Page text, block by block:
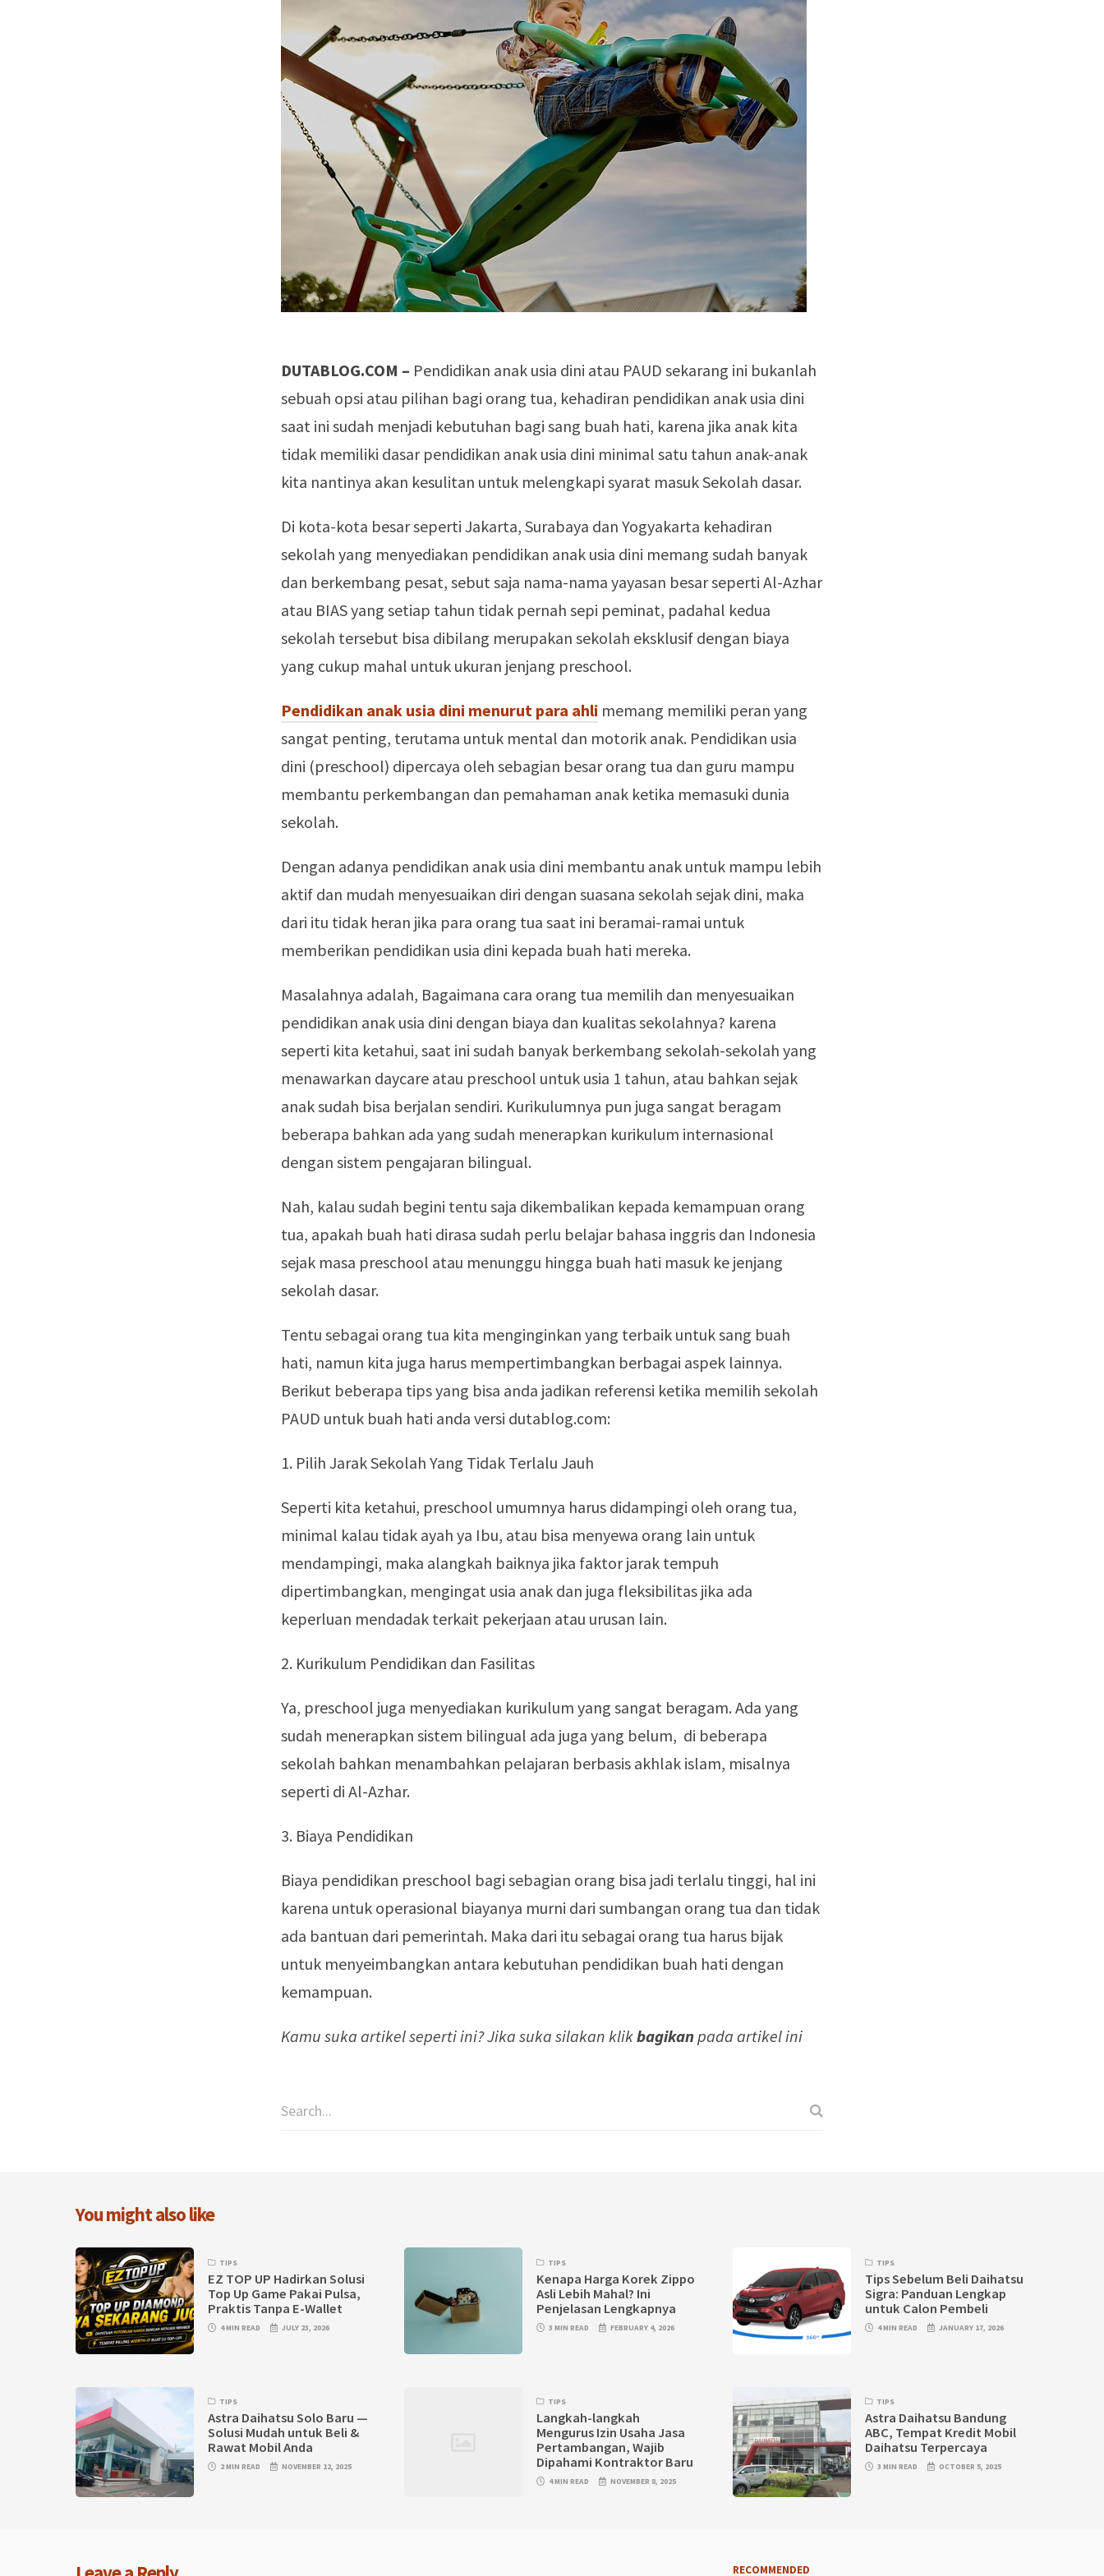
DUTABLOG.COM – Pendidikan anak usia dini atau PAUD sekarang ini bukanlah
sebuah opsi atau pilihan bagi orang tua, kehadiran pendidikan anak usia dini
saat ini sudah menjadi kebutuhan bagi sang buah hati, karena jika anak kita
tidak memiliki dasar pendidikan anak usia dini minimal satu tahun anak-anak
kita nantinya akan kesulitan untuk melengkapi syarat masuk Sekolah dasar.
Di kota-kota besar seperti Jakarta, Surabaya dan Yogyakarta kehadiran
sekolah yang menyediakan pendidikan anak usia dini memang sudah banyak
dan berkembang pesat, sebut saja nama-nama yayasan besar seperti Al-Azhar
atau BIAS yang setiap tahun tidak pernah sepi peminat, padahal kedua
sekolah tersebut bisa dibilang merupakan sekolah eksklusif dengan biaya
yang cukup mahal untuk ukuran jenjang preschool.
Pendidikan anak usia dini menurut para ahli memang memiliki peran yang
sangat penting, terutama untuk mental dan motorik anak. Pendidikan usia
dini (preschool) dipercaya oleh sebagian besar orang tua dan guru mampu
membantu perkembangan dan pemahaman anak ketika memasuki dunia
sekolah.
Dengan adanya pendidikan anak usia dini membantu anak untuk mampu lebih
aktif dan mudah menyesuaikan diri dengan suasana sekolah sejak dini, maka
dari itu tidak heran jika para orang tua saat ini beramai-ramai untuk
memberikan pendidikan usia dini kepada buah hati mereka.
Masalahnya adalah, Bagaimana cara orang tua memilih dan menyesuaikan
pendidikan anak usia dini dengan biaya dan kualitas sekolahnya? karena
seperti kita ketahui, saat ini sudah banyak berkembang sekolah-sekolah yang
menawarkan daycare atau preschool untuk usia 1 tahun, atau bahkan sejak
anak sudah bisa berjalan sendiri. Kurikulumnya pun juga sangat beragam
beberapa bahkan ada yang sudah menerapkan kurikulum internasional
dengan sistem pengajaran bilingual.
Nah, kalau sudah begini tentu saja dikembalikan kepada kemampuan orang
tua, apakah buah hati dirasa sudah perlu belajar bahasa inggris dan Indonesia
sejak masa preschool atau menunggu hingga buah hati masuk ke jenjang
sekolah dasar.
Tentu sebagai orang tua kita menginginkan yang terbaik untuk sang buah
hati, namun kita juga harus mempertimbangkan berbagai aspek lainnya.
Berikut beberapa tips yang bisa anda jadikan referensi ketika memilih sekolah
PAUD untuk buah hati anda versi dutablog.com:
1. Pilih Jarak Sekolah Yang Tidak Terlalu Jauh
Seperti kita ketahui, preschool umumnya harus didampingi oleh orang tua,
minimal kalau tidak ayah ya Ibu, atau bisa menyewa orang lain untuk
mendampingi, maka alangkah baiknya jika faktor jarak tempuh
dipertimbangkan, mengingat usia anak dan juga fleksibilitas jika ada
keperluan mendadak terkait pekerjaan atau urusan lain.
2. Kurikulum Pendidikan dan Fasilitas
Ya, preschool juga menyediakan kurikulum yang sangat beragam. Ada yang
sudah menerapkan sistem bilingual ada juga yang belum, di beberapa
sekolah bahkan menambahkan pelajaran berbasis akhlak islam, misalnya
seperti di Al-Azhar.
3. Biaya Pendidikan
Biaya pendidikan preschool bagi sebagian orang bisa jadi terlalu tinggi, hal ini
karena untuk operasional biayanya murni dari sumbangan orang tua dan tidak
ada bantuan dari pemerintah. Maka dari itu sebagai orang tua harus bijak
untuk menyeimbangkan antara kebutuhan pendidikan buah hati dengan
kemampuan.
Kamu suka artikel seperti ini? Jika suka silakan klikbagikan pada artikel ini
You might also like
TIPS
EZ TOP UP Hadirkan Solusi
Top Up Game Pakai Pulsa,
Praktis Tanpa E-Wallet
4 MIN READ JULY 23, 2026
TIPS
Kenapa Harga Korek Zippo
Asli Lebih Mahal? Ini
Penjelasan Lengkapnya
3 MIN READ FEBRUARY 4, 2026
TIPS
Tips Sebelum Beli Daihatsu
Sigra: Panduan Lengkap
untuk Calon Pembeli
4 MIN READ JANUARY 17, 2026
TIPS
Astra Daihatsu Solo Baru —
Solusi Mudah untuk Beli &
Rawat Mobil Anda
2 MIN READ NOVEMBER 12, 2025
TIPS
Langkah-langkah
Mengurus Izin Usaha Jasa
Pertambangan, Wajib
Dipahami Kontraktor Baru
4 MIN READ NOVEMBER 8, 2025
TIPS
Astra Daihatsu Bandung
ABC, Tempat Kredit Mobil
Daihatsu Terpercaya
3 MIN READ OCTOBER 5, 2025
RECOMMENDED